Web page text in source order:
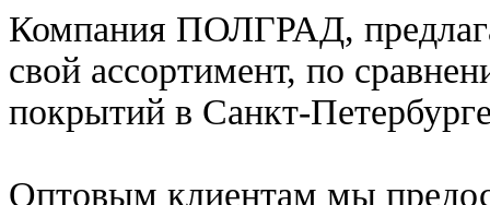
Компания ПОЛГРАД,
свой ассортимент, по
покрытий в Санкт-
Оптовым клиентам мы